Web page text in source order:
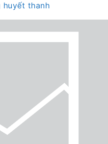
huyết thanh